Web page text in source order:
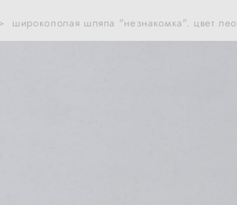
широкополая шляпа "незнакомка". цвет лео